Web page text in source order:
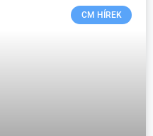
CM HÍREK